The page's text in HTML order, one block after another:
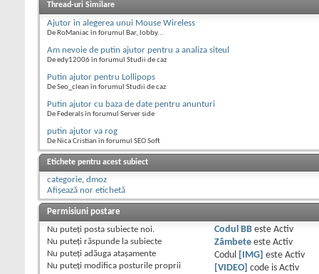
Thread-uri Similare
Ajutor in alegerea unui Mouse Wireless
De RoManiac în forumul Bar, lobby...
Am nevoie de putin ajutor pentru a analiza siteul
De edy12006 în forumul Studii de caz
Putin ajutor pentru Lollipops
De Seo_clean în forumul Studii de caz
Putin ajutor cu baza de date pentru anunturi
De Federals în forumul Server side
putin ajutor va rog
De Nica Cristian în forumul SEO Soft
Etichete pentru acest subiect
categorie, dmoz
Afișează nor etichetă
Permisiuni postare
Nu puteţi posta subiecte noi.
Nu puteţi răspunde la subiecte
Nu puteţi adăuga ataşamente
Nu puteţi modifica posturile proprii
Codul BBeste Activ
Zâmbeteeste Activ
Codul
[IMG] este Activ
[VIDEO]
code is Activ